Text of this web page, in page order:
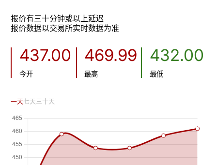
报价有三十分钟或以上延迟
报价数据以交易所实时数据为准
437.00
今开
469.99
最高
432.00
最低
一天七天三十天